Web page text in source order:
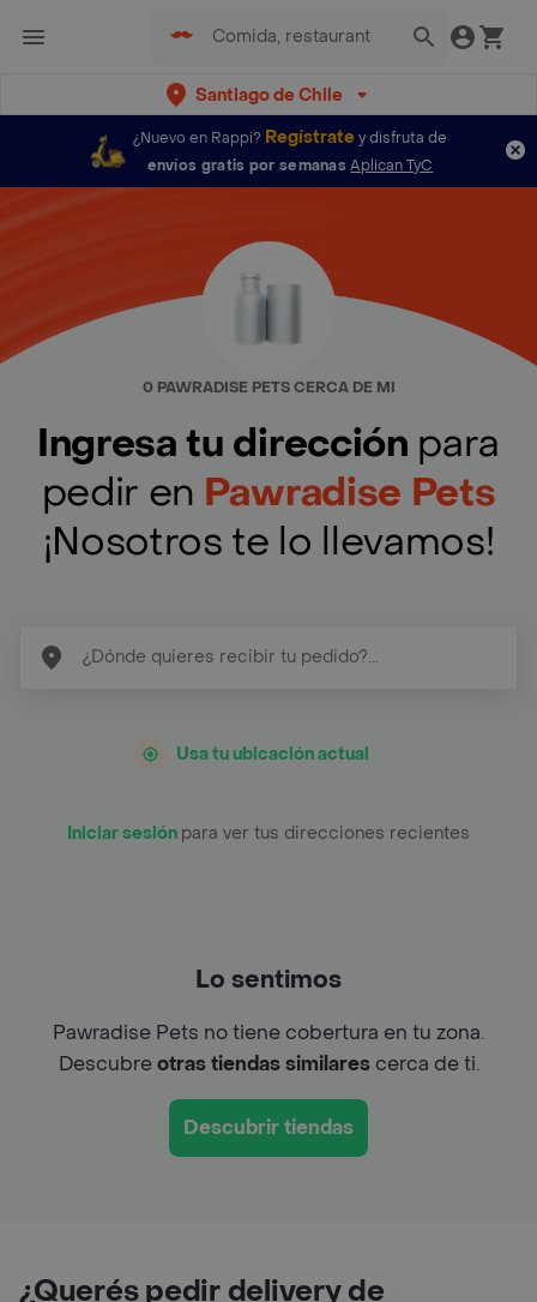
Santiago de Chile
¿Nuevo en Rappi? Regístratey disfruta de
envíos gratis por semanas Aplican TyC
0 PAWRADISE PETS CERCA DE MI
Ingresa tu dirección para
pedir en Pawradise Pets
¡Nosotros te lo llevamos!
Usa tu ubicación actual
Iniciar sesión para ver tus direcciones recientes
Lo sentimos
Pawradise Pets no tiene cobertura en tu zona.
Descubreotras tiendas similarescerca de ti.
Descubrir tiendas
¿Querés pedir delivery de